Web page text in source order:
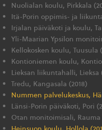
Nuolialan koulu, Pirkkala
Itä-Porin oppimis- ja
Irjalan päiväkoti ja koulu,
Yli-Maarian Ypsilon
Kellokosken koulu, Tuusula
Kontioniemen koulu,
Lieksan liikuntahalli, Lieksa
Tredu, Kangasala (2018)
Nummen palvelukeskus,
Länsi-Porin päiväkoti, Pori
Otan monitoimisali, Rauma